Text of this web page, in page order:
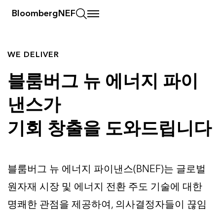
BloombergNEF
WE DELIVER
블룸버그 뉴 에너지 파이
낸스가
기회 창출을 도와드립니다
블룸버그 뉴 에너지 파이낸스(BNEF)는 글로벌
원자재 시장 및 에너지 전환 주도 기술에 대한
명쾌한 관점을 제공하여, 의사결정자들이 끊임